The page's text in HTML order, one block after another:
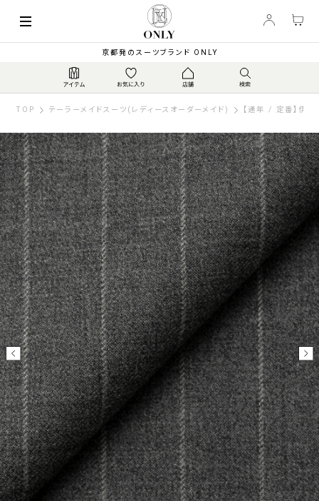
京都発のスーツブランド ONLY
TOP テーラーメイドスーツ(レディースオーダーメイド) 【通年 / 定番】伊